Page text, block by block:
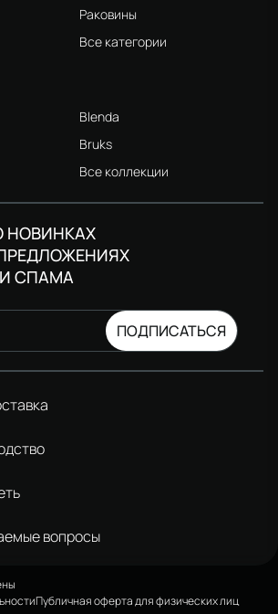
Раковины
Все категории
Blenda
Bruks
Все коллекции
НОВИНКАХ
СПАМА
ПОДПИСАТЬСЯ
вопросы
Публичная оферта для физических лиц